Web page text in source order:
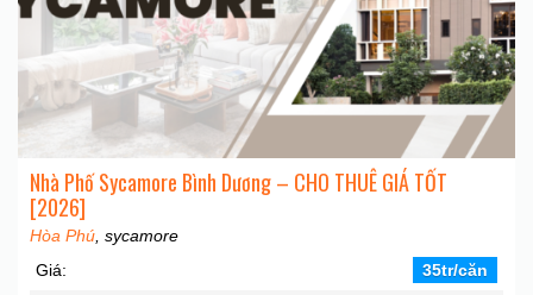
Nhà Phố Sycamore Bình Dương – CHO THUÊ GIÁ TỐT
[2026]
Hòa Phú , sycamore
Giá:
35tr/căn